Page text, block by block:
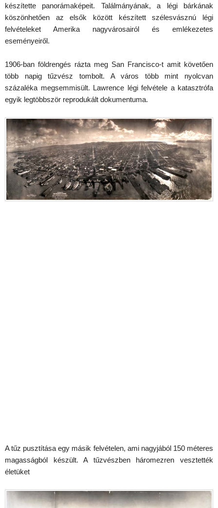
készítette panorámaképeit. Találmányának, a légi bárkának
köszönhetően az elsők között készített szélesvásznú légi
felvételeket Amerika nagyvárosairól és emlékezetes
eseményeiről.
1906-ban földrengés rázta meg San Francisco-t amit követően
több napig tűzvész tombolt. A város több mint nyolcvan
százaléka megsemmisült. Lawrence légi felvétele a katasztrófa
egyik legtöbbször reprodukált dokumentuma.
A tűz pusztítása egy másik felvételen, ami nagyjából 150 méteres
magasságból készült. A tűzvészben háromezren vesztették
életüket